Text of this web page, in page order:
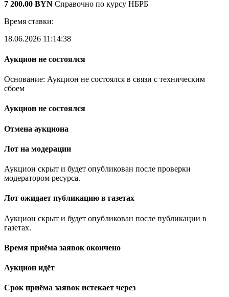
7 200.00 BYN Справочно по курсу НБРБ
Время ставки:
18.06.2026 11:14:38
Аукцион не состоялся
Основание: Аукцион не состоялся в связи с техническим
сбоем
Аукцион не состоялся
Отмена аукциона
Лот на модерации
Аукцион скрыт и будет опубликован после проверки
модератором ресурса.
Лот ожидает публикацию в газетах
Аукцион скрыт и будет опубликован после публикации в
газетах.
Время приёма заявок окончено
Аукцион идёт
Срок приёма заявок истекает через